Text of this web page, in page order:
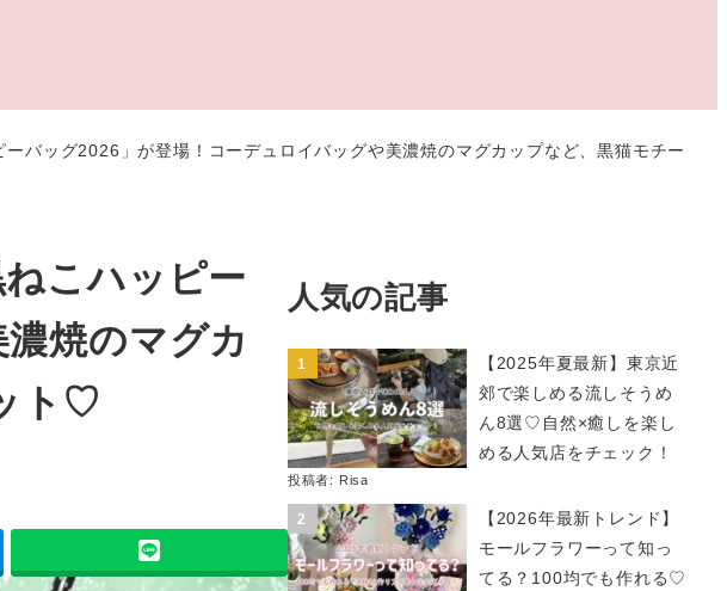
バッグ2026」が登場！コーデュロイバッグや美濃焼のマグカップなど、黒猫モチー
こハッピー
焼のマグカ
ト♡
人気の記事
【2025年夏最新】東京近
郊で楽しめる流しそうめ
ん8選♡自然×癒しを楽し
める人気店をチェック！
投稿者: Risa
【2026年最新トレンド】
モールフラワーって知っ
てる？100均でも作れる♡